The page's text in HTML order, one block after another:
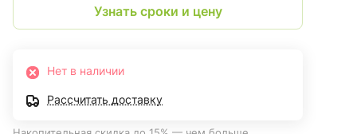
Узнать сроки и цену
Нет в наличии
Рассчитать доставку